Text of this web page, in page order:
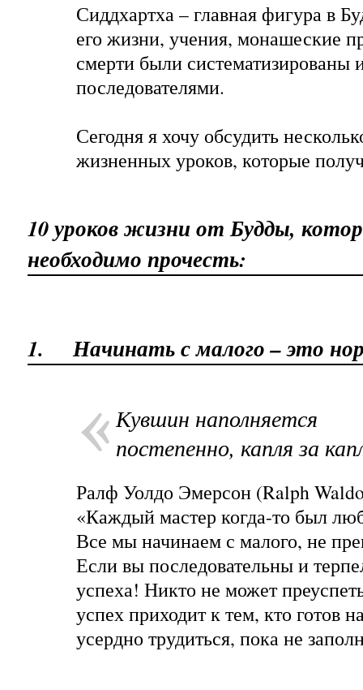
Сиддхартха – главная фигура в
его жизни, учения, монашеские
смерти были систематизированы
последователями.
Сегодня я хочу обсудить
жизненных уроков, которые
10 уроков жизни от Будды,
необходимо прочесть:
1. Начинать с малого – это
Кувшин наполняется
постепенно, капля за
Ралф Уолдо Эмерсон (Ralph
«Каждый мастер когда-то был
Все мы начинаем с малого, не
Если вы последовательны и
успеха! Никто не может
успех приходит к тем, кто готов
усердно трудиться, пока не